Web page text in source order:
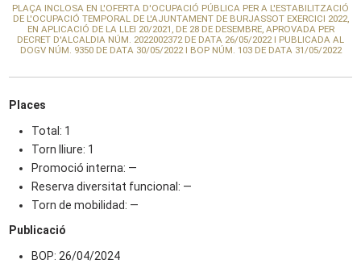
PLAÇA INCLOSA EN L'OFERTA D'OCUPACIÓ PÚBLICA PER A L'ESTABILITZACIÓ
DE L'OCUPACIÓ TEMPORAL DE L'AJUNTAMENT DE BURJASSOT EXERCICI 2022,
EN APLICACIÓ DE LA LLEI 20/2021, DE 28 DE DESEMBRE, APROVADA PER
DECRET D'ALCALDIA NÚM. 2022002372 DE DATA 26/05/2022 I PUBLICADA AL
DOGV NÚM. 9350 DE DATA 30/05/2022 I BOP NÚM. 103 DE DATA 31/05/2022
Places
Total: 1
Torn lliure: 1
Promoció interna: —
Reserva diversitat funcional: —
Torn de mobilidad: —
Publicació
BOP: 26/04/2024